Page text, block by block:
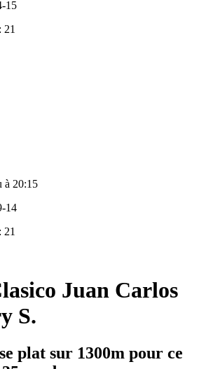
15
21
à 20:15
14
21
Juan Carlos
S.
plat sur 1300m pour ce